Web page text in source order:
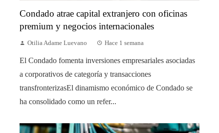
Condado atrae capital extranjero con oficinas
premium y negocios internacionales
Otilia Adame Luevano Hace 1 semana
El Condado fomenta inversiones empresariales asociadas
a corporativos de categoría y transacciones
transfronterizasEl dinamismo económico de Condado se
ha consolidado como un refer...